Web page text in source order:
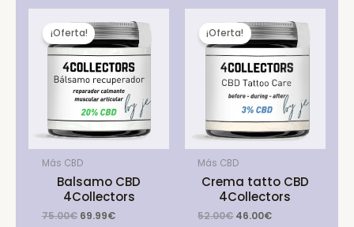
¡Oferta!
Más CBD
Balsamo CBD
4Collectors
75.00€ Original
69.99€Current
¡Oferta!
Más CBD
Crema tatto CBD
4Collectors
52.00€ Original
46.00€Current